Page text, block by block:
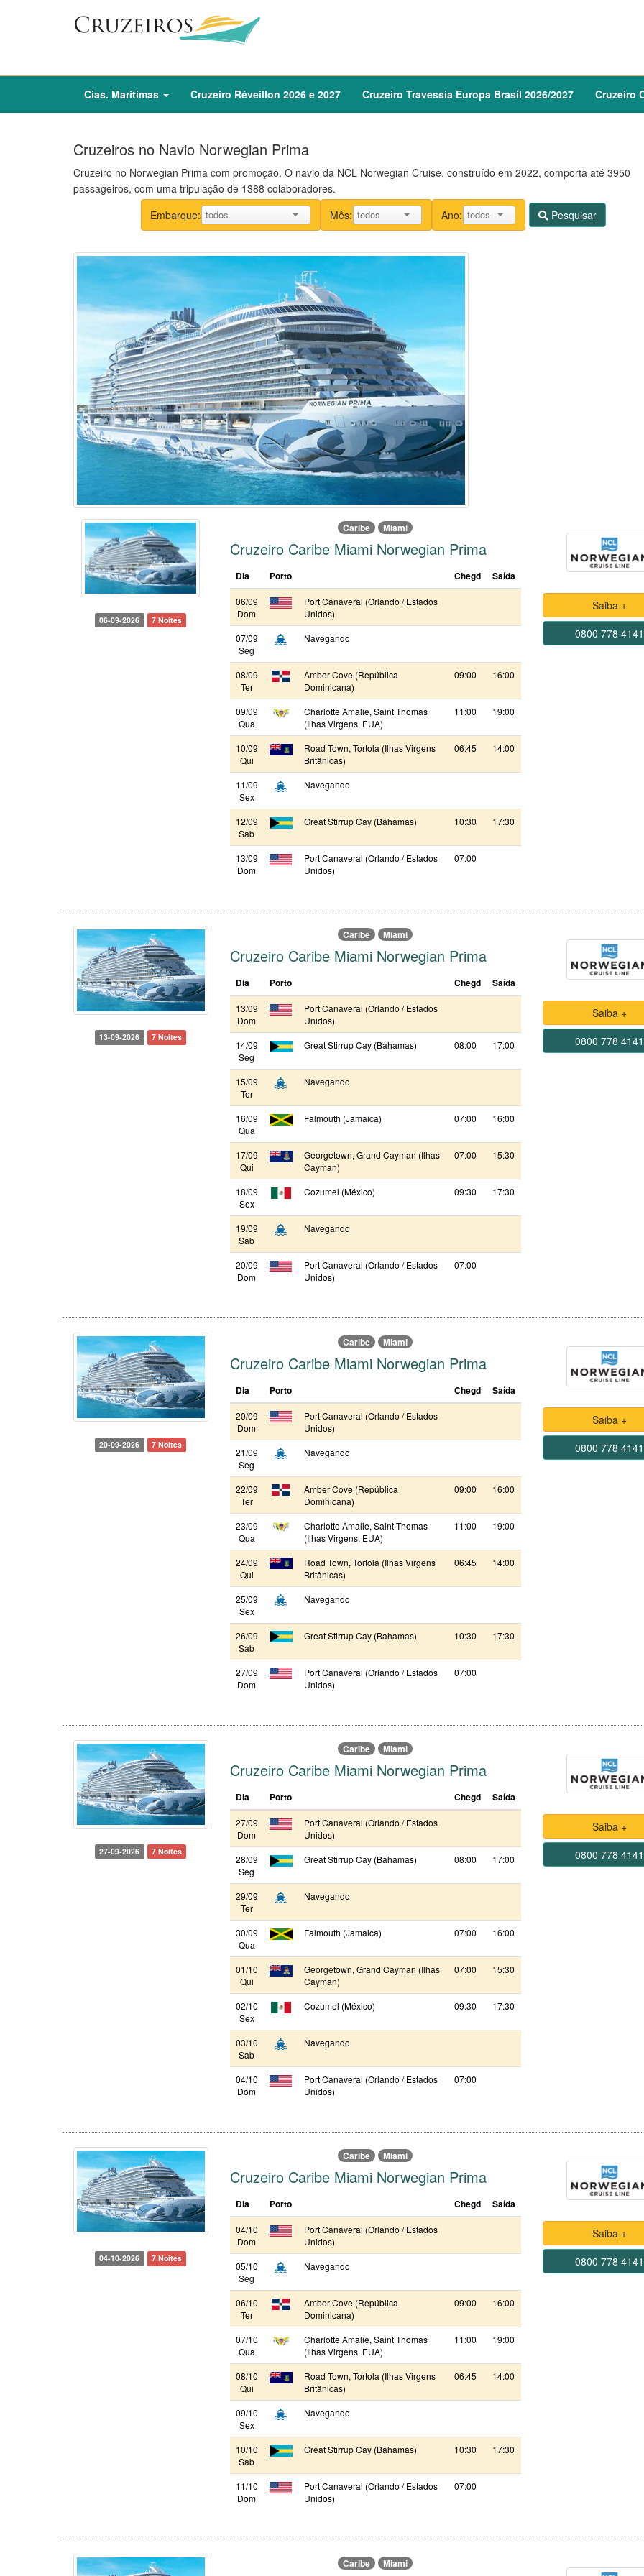
Cias. Marítimas Cruzeiro Réveillon 2026 e 2027 Cruzeiro Travessia Europa Brasil 2026/2027 Cruzeiro
Cruzeiros no Navio Norwegian Prima
Cruzeiro no Norwegian Prima com promoção. O navio da NCL Norwegian Cruise, construído em 2022, comporta até 3950
passageiros, com uma tripulação de 1388 colaboradores.
Embarque:
Mês: Ano: Pesquisar
06-09-2026 7 Noites
Caribe Miami
Cruzeiro Caribe Miami Norwegian Prima
Dia Porto Chegd Saída
06/09
Dom
Port Canaveral (Orlando / Estados
Unidos)
07/09
Seg
Navegando
08/09
Ter
Amber Cove (República
Dominicana)
09:00 16:00
09/09
Qua
Charlotte Amalie, Saint Thomas
(Ilhas Virgens, EUA)
11:00 19:00
10/09
Qui
Road Town, Tortola (Ilhas Virgens
Britânicas)
06:45 14:00
11/09
Sex
Navegando
12/09
Sab
Great Stirrup Cay (Bahamas) 10:30 17:30
13/09
Dom
Port Canaveral (Orlando / Estados
Unidos)
07:00
Saiba +
0800 778 4141
13-09-2026 7 Noites
Caribe Miami
Cruzeiro Caribe Miami Norwegian Prima
Dia Porto Chegd Saída
13/09
Dom
Port Canaveral (Orlando / Estados
Unidos)
14/09
Seg
Great Stirrup Cay (Bahamas) 08:00 17:00
15/09
Ter
Navegando
16/09
Qua
Falmouth (Jamaica) 07:00 16:00
17/09
Qui
Georgetown, Grand Cayman (Ilhas
Cayman)
07:00 15:30
18/09
Sex
Cozumel (México) 09:30 17:30
19/09
Sab
Navegando
20/09
Dom
Port Canaveral (Orlando / Estados
Unidos)
07:00
Saiba +
0800 778 4141
20-09-2026 7 Noites
Caribe Miami
Cruzeiro Caribe Miami Norwegian Prima
Dia Porto Chegd Saída
20/09
Dom
Port Canaveral (Orlando / Estados
Unidos)
21/09
Seg
Navegando
22/09
Ter
Amber Cove (República
Dominicana)
09:00 16:00
23/09
Qua
Charlotte Amalie, Saint Thomas
(Ilhas Virgens, EUA)
11:00 19:00
24/09
Qui
Road Town, Tortola (Ilhas Virgens
Britânicas)
06:45 14:00
25/09
Sex
Navegando
26/09
Sab
Great Stirrup Cay (Bahamas) 10:30 17:30
27/09
Dom
Port Canaveral (Orlando / Estados
Unidos)
07:00
Saiba +
0800 778 4141
27-09-2026 7 Noites
Caribe Miami
Cruzeiro Caribe Miami Norwegian Prima
Dia Porto Chegd Saída
27/09
Dom
Port Canaveral (Orlando / Estados
Unidos)
28/09
Seg
Great Stirrup Cay (Bahamas) 08:00 17:00
29/09
Ter
Navegando
30/09
Qua
Falmouth (Jamaica) 07:00 16:00
01/10
Qui
Georgetown, Grand Cayman (Ilhas
Cayman)
07:00 15:30
02/10
Sex
Cozumel (México) 09:30 17:30
03/10
Sab
Navegando
04/10
Dom
Port Canaveral (Orlando / Estados
Unidos)
07:00
Saiba +
0800 778 4141
04-10-2026 7 Noites
Caribe Miami
Cruzeiro Caribe Miami Norwegian Prima
Dia Porto Chegd Saída
04/10
Dom
Port Canaveral (Orlando / Estados
Unidos)
05/10
Seg
Navegando
06/10
Ter
Amber Cove (República
Dominicana)
09:00 16:00
07/10
Qua
Charlotte Amalie, Saint Thomas
(Ilhas Virgens, EUA)
11:00 19:00
08/10
Qui
Road Town, Tortola (Ilhas Virgens
Britânicas)
06:45 14:00
09/10
Sex
Navegando
10/10
Sab
Great Stirrup Cay (Bahamas) 10:30 17:30
11/10
Dom
Port Canaveral (Orlando / Estados
Unidos)
07:00
Saiba +
0800 778 4141
Caribe Miami